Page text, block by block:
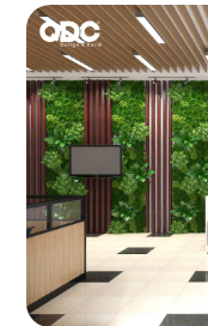
Không gian
cách hiện đại